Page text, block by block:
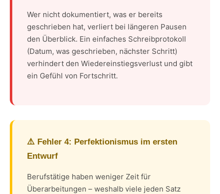
Wer nicht dokumentiert, was er bereits
geschrieben hat, verliert bei längeren Pausen
den Überblick. Ein einfaches Schreibprotokoll
(Datum, was geschrieben, nächster Schritt)
verhindert den Wiedereinstiegsverlust und gibt
ein Gefühl von Fortschritt.
⚠️ Fehler 4: Perfektionismus im ersten
Entwurf
Berufstätige haben weniger Zeit für
Überarbeitungen – weshalb viele jeden Satz